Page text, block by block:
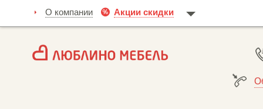
О компании Акции скидки